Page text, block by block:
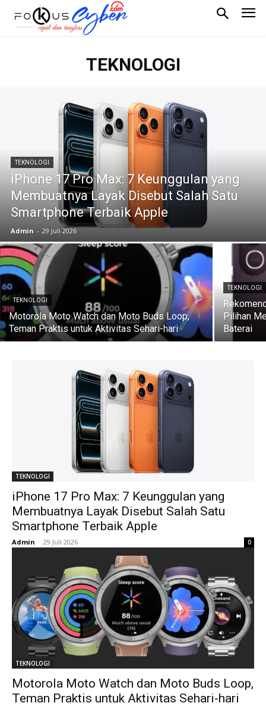
TEKNOLOGI
TEKNOLOGI
iPhone 17 Pro Max: 7 Keunggulan yang
Membuatnya Layak Disebut Salah Satu
Smartphone Terbaik Apple
Admin - 29 Juli 2026
TEKNOLOGI
Motorola Moto Watch dan Moto Buds Loop,
Teman Praktis untuk Aktivitas Sehari-hari
TEKNOLOGI
Pilihan
Baterai
TEKNOLOGI
iPhone 17 Pro Max: 7 Keunggulan yang
Membuatnya Layak Disebut Salah Satu
Smartphone Terbaik Apple
Admin - 29 Juli 2026 0
TEKNOLOGI
Motorola Moto Watch dan Moto Buds Loop,
Teman Praktis untuk Aktivitas Sehari-hari